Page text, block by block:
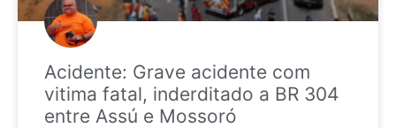
Acidente: Grave acidente com
vitima fatal, inderditado a BR 304
entre Assú e Mossoró